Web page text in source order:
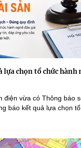
lựa chọn tổ chức hành
điện vừa có Thông báo
báo kết quả lựa chọn